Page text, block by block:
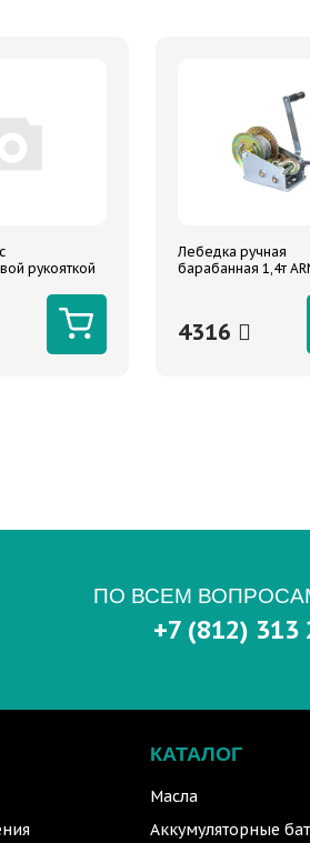
рукояткой
Лебедка ручная
барабанная 1,4т
4316
ПО ВСЕМ
+7 (812) 313
КАТАЛОГ
Масла
Аккумуляторные